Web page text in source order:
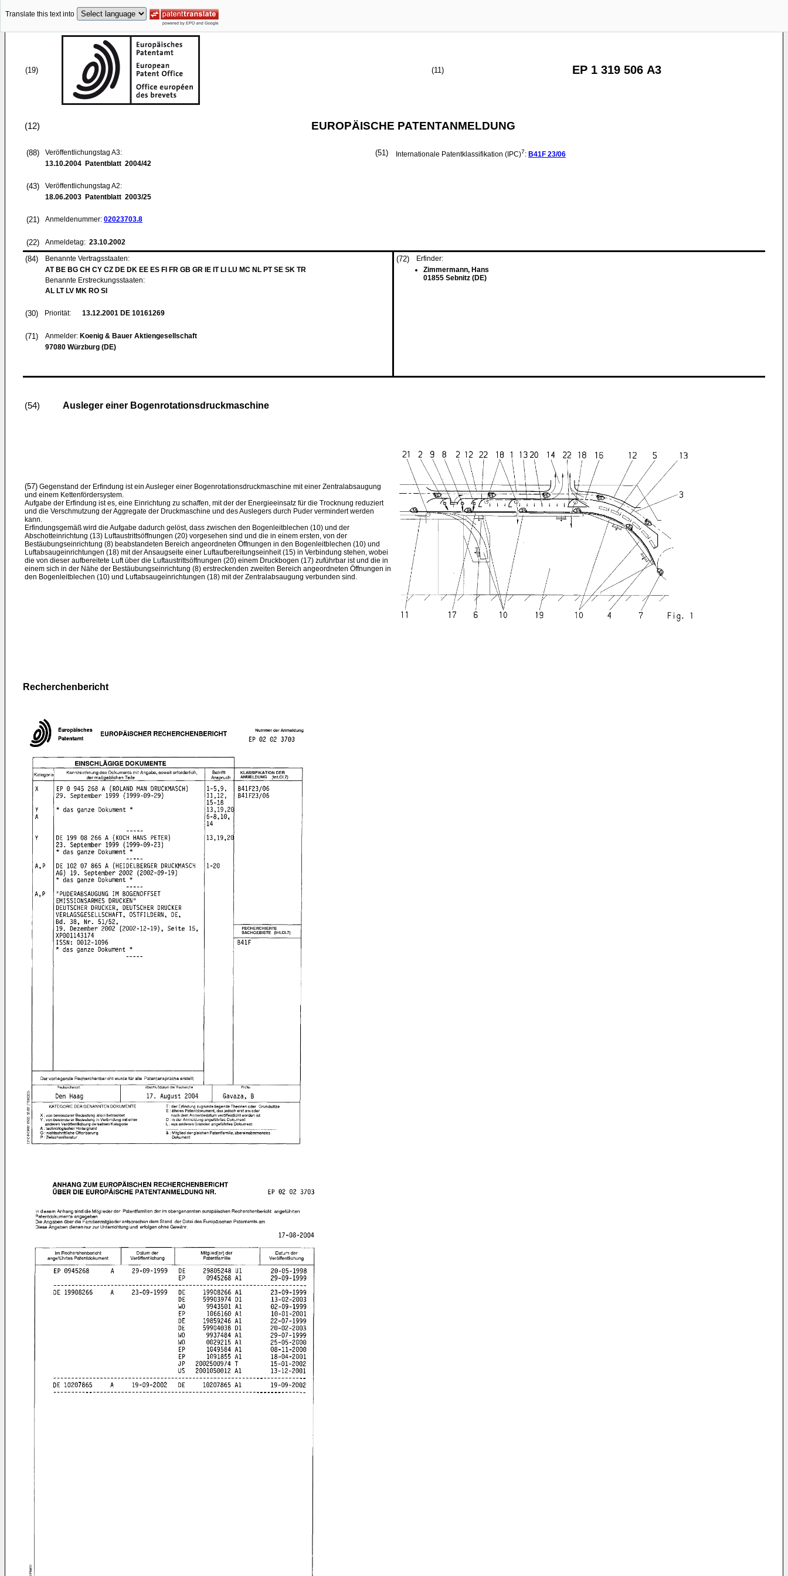
Translate this text into
(19) (11) EP 1 319 506 A3
(12) EUROPÄISCHE PATENTANMELDUNG
(88)
Veröffentlichungstag A3:
13.10.2004 Patentblatt 2004/42
(43)
Veröffentlichungstag A2:
18.06.2003 Patentblatt 2003/25
(21) Anmeldenummer: 02023703.8
(22) Anmeldetag: 23.10.2002
(51) Internationale Patentklassifikation (IPC)7: B41F 23/06
(84)
Benannte Vertragsstaaten:
AT BE BG CH CY CZ DE DK EE ES FI FR GB GR IE IT LI LU MC NL PT SE SK TR
Benannte Erstreckungsstaaten:
AL LT LV MK RO SI
(30) Priorität: 13.12.2001 DE 10161269
(71) Anmelder: Koenig & Bauer Aktiengesellschaft
97080 Würzburg (DE)
(72)
Erfinder:
Zimmermann, Hans
01855 Sebnitz (DE)
(54) Ausleger einer Bogenrotationsdruckmaschine
(57) Gegenstand der Erfindung ist ein Ausleger einer Bogenrotationsdruckmaschine mit einer Zentralabsaugung
und einem Kettenfördersystem.
Aufgabe der Erfindung ist es, eine Einrichtung zu schaffen, mit der der Energieeinsatz für die Trocknung reduziert
und die Verschmutzung der Aggregate der Druckmaschine und des Auslegers durch Puder vermindert werden
kann.
Erfindungsgemäß wird die Aufgabe dadurch gelöst, dass zwischen den Bogenleitblechen (10) und der
Abschotteinrichtung (13) Luftaustrittsöffnungen (20) vorgesehen sind und die in einem ersten, von der
Bestäubungseinrichtung (8) beabstandeten Bereich angeordneten Öffnungen in den Bogenleitblechen (10) und
Luftabsaugeinrichtungen (18) mit der Ansaugseite einer Luftaufbereitungseinheit (15) in Verbindung stehen, wobei
die von dieser aufbereitete Luft über die Luftaustrittsöffnungen (20) einem Druckbogen (17) zuführbar ist und die in
einem sich in der Nähe der Bestäubungseinrichtung (8) erstreckenden zweiten Bereich angeordneten Öffnungen in
den Bogenleitblechen (10) und Luftabsaugeinrichtungen (18) mit der Zentralabsaugung verbunden sind.
Recherchenbericht